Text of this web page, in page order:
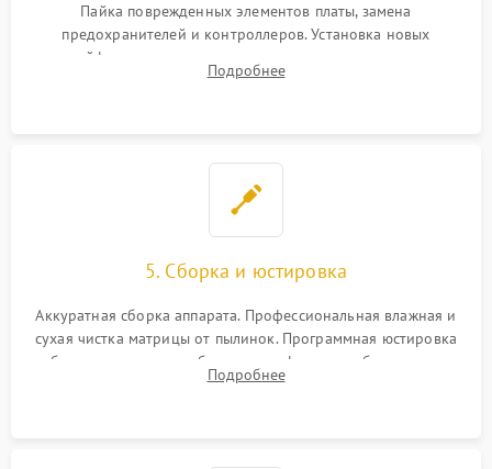
Пайка поврежденных элементов платы, замена
предохранителей и контроллеров. Установка новых
шлейфов, дисплея, механизма затвора или двигателя
автофокуса. Восстановление геометрии тубуса объектива
Подробнее
5. Сборка и юстировка
Аккуратная сборка аппарата. Профессиональная влажная и
сухая чистка матрицы от пылинок. Программная юстировка
рабочего отрезка, калибровка автофокуса, стабилизатора и
экспозамера с помощью сервисного ПО.
Подробнее